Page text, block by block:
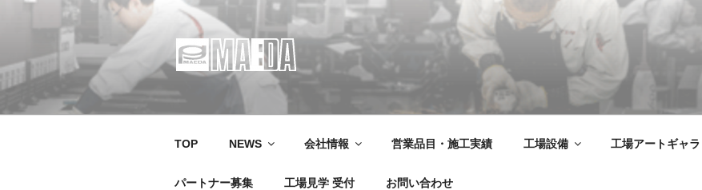
ン
ツ
MAEDA
株式会社マエダ 鋼製建具・装飾金物製品・強化ガラス製品・装飾アクリル製品・サイン
TOP NEWS 会社情報 営業品目・施工実績 工場設備 工場アートギャ
パートナー募集 工場見学 受付 お問い合わせ